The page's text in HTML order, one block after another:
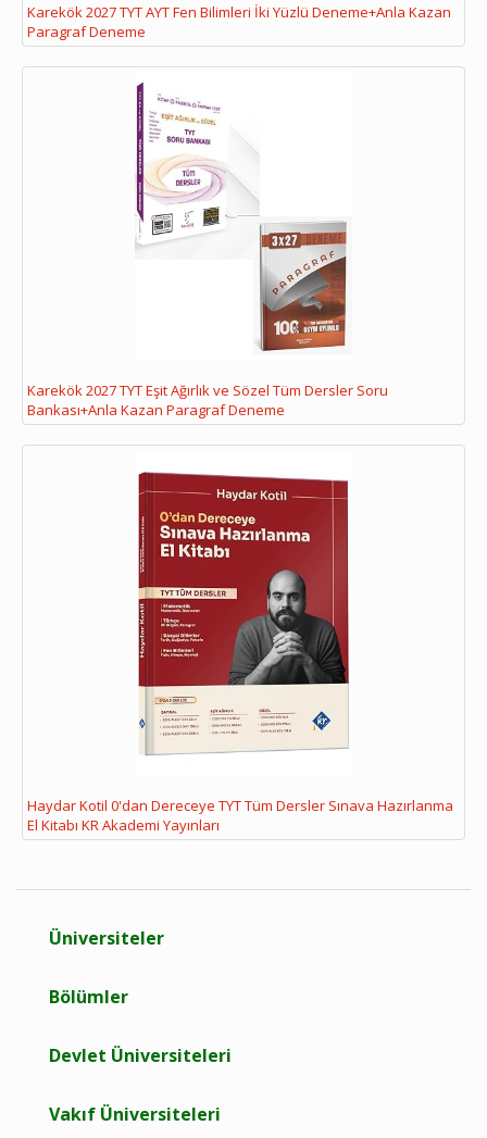
Karekök 2027 TYT AYT Fen Bilimleri İki Yüzlü Deneme+Anla Kazan
Paragraf Deneme
Karekök 2027 TYT Eşit Ağırlık ve Sözel Tüm Dersler Soru
Bankası+Anla Kazan Paragraf Deneme
Haydar Kotil 0'dan Dereceye TYT Tüm Dersler Sınava Hazırlanma
El Kitabı KR Akademi Yayınları
Üniversiteler
Bölümler
Devlet Üniversiteleri
Vakıf Üniversiteleri